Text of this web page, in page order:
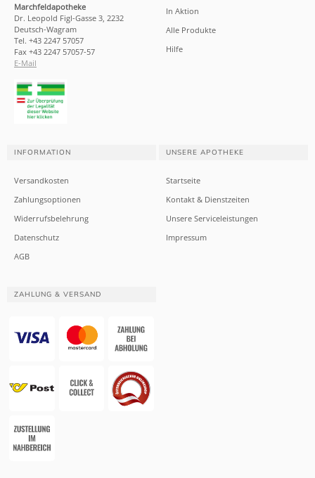
Marchfeldapotheke
Dr. Leopold Figl-Gasse 3, 2232
Deutsch-Wagram
Tel. +43 2247 57057
Fax +43 2247 57057-57
E-Mail
In Aktion
Alle Produkte
Hilfe
INFORMATION
Versandkosten
Zahlungsoptionen
Widerrufsbelehrung
Datenschutz
AGB
UNSERE APOTHEKE
Startseite
Kontakt & Dienstzeiten
Unsere Serviceleistungen
Impressum
ZAHLUNG & VERSAND